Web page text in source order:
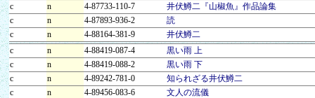
c
n 4-87733-110-7
井伏鱒二『山椒魚』作品論集
c
n 4-87893-936-2
読
c
n 4-88164-381-9
井伏鱒二
c
n 4-88419-087-4
黒い雨 上
c
n 4-88419-088-2
黒い雨 下
c
n 4-89242-781-0
知られざる井伏鱒二
c
n 4-89456-083-6
文人の流儀